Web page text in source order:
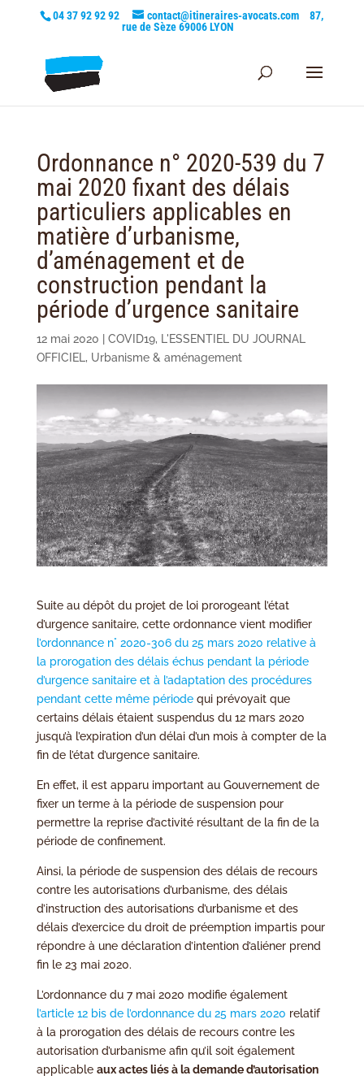
04 37 92 92 92 contact@itineraires-avocats.com
87,
rue de Sèze 69006 LYON
Ordonnance n° 2020-539 du 7
mai 2020 fixant des délais
particuliers applicables en
matière d’urbanisme,
d’aménagement et de
construction pendant la
période d’urgence sanitaire
12 mai 2020 COVID19,
L'ESSENTIEL DU JOURNAL
OFFICIEL , Urbanisme & aménagement
Suite au dépôt du projet de loi prorogeant l’état
d’urgence sanitaire, cette ordonnance vient modifier
l’ordonnance n° 2020-306 du 25 mars 2020 relative à
la prorogation des délais échus pendant la période
d’urgence sanitaire et à l’adaptation des procédures
pendant cette même périodequi prévoyait que
certains délais étaient suspendus du 12 mars 2020
jusqu’à l’expiration d’un délai d’un mois à compter de la
fin de l’état d’urgence sanitaire.
En effet, il est apparu important au Gouvernement de
fixer un terme à la période de suspension pour
permettre la reprise d’activité résultant de la fin de la
période de confinement.
Ainsi, la période de suspension des délais de recours
contre les autorisations d’urbanisme, des délais
d’instruction des autorisations d’urbanisme et des
délais d’exercice du droit de préemption impartis pour
répondre à une déclaration d’intention d’aliéner prend
fin le 23 mai 2020.
L’ordonnance du 7 mai 2020 modifie également
l’article 12 bis de l’ordonnance du 25 mars 2020 relatif
à la prorogation des délais de recours contre les
autorisation d’urbanisme afin qu’il soit également
applicable aux actes liés à la demande d’autorisation